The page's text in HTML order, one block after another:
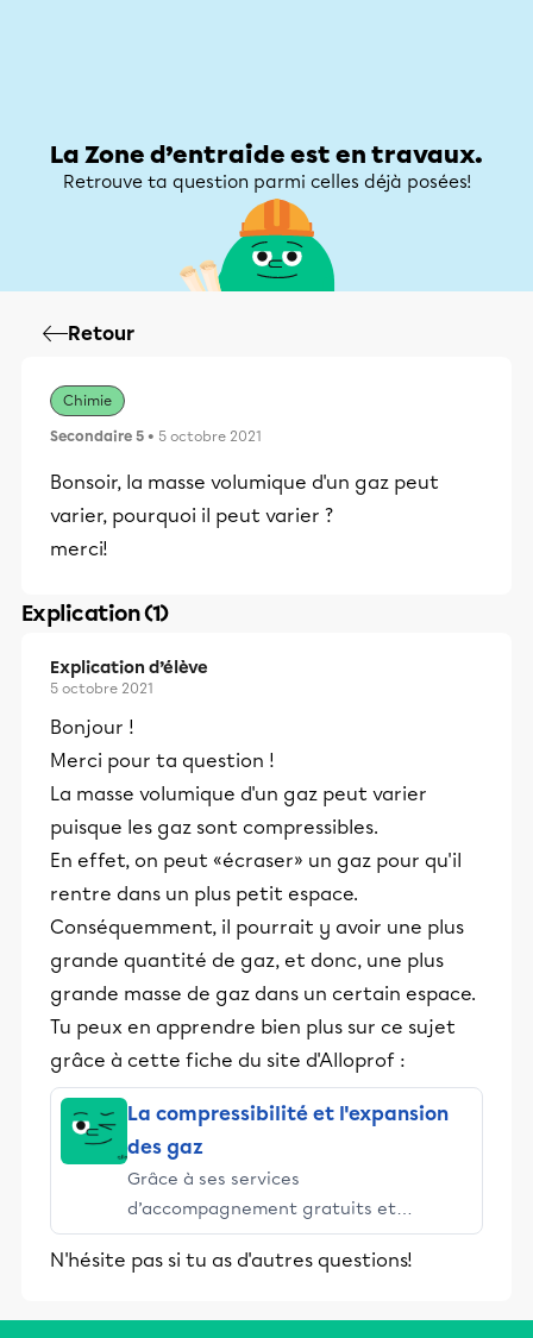
La Zone d’entraide est en travaux.
Retrouve ta question parmi celles déjà posées!
Retour
Chimie
Secondaire 5 • 5 octobre 2021
Bonsoir, la masse volumique d'un gaz peut
varier, pourquoi il peut varier ?
merci!
Explication (1)
Explication d’élève
5 octobre 2021
Bonjour !
Merci pour ta question !
La masse volumique d'un gaz peut varier
puisque les gaz sont compressibles.
En effet, on peut «écraser» un gaz pour qu'il
rentre dans un plus petit espace.
Conséquemment, il pourrait y avoir une plus
grande quantité de gaz, et donc, une plus
grande masse de gaz dans un certain espace.
Tu peux en apprendre bien plus sur ce sujet
grâce à cette fiche du site d'Alloprof :
La compressibilité et l'expansion
des gaz
Grâce à ses services
d’accompagnement gratuits et
stimulants, Alloprof engage les élèves
et leurs parents dans la réussite
N'hésite pas si tu as d'autres questions!